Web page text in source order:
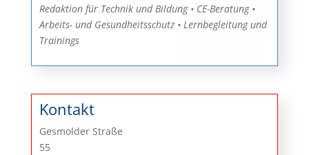
Redaktion für Technik und Bildung • CE-Beratung •
Arbeits- und Gesundheitsschutz • Lernbegleitung und
Trainings
Kontakt
Gesmolder Straße
55